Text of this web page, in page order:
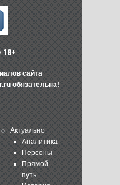
18+
сайта
обязательна!
Актуально
Аналитика
Персоны
Прямой
путь